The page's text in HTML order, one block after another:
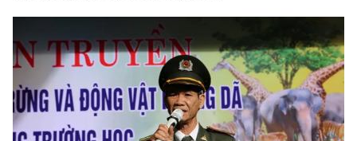
VTV Sức khoẻ Bất động sản
Thị trường 24h Tấm lòng Việt